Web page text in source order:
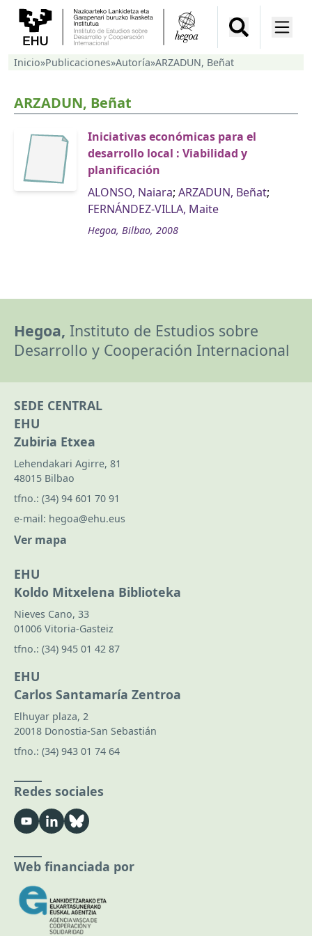
Inicio»Publicaciones»Autoría»ARZADUN, Beñat
ARZADUN, Beñat
Iniciativas económicas para el
desarrollo local : Viabilidad y
planificación
ALONSO, Naiara; ARZADUN, Beñat;
FERNÁNDEZ-VILLA, Maite
Hegoa, Bilbao, 2008
Hegoa, Instituto de Estudios sobre
Desarrollo y Cooperación Internacional
SEDE CENTRAL
EHU
Zubiria Etxea
Lehendakari Agirre, 81
48015 Bilbao
tfno.: (34) 94 601 70 91
e-mail: hegoa@ehu.eus
Ver mapa
EHU
Koldo Mitxelena Biblioteka
Nieves Cano, 33
01006 Vitoria-Gasteiz
tfno.: (34) 945 01 42 87
EHU
Carlos Santamaría Zentroa
Elhuyar plaza, 2
20018 Donostia-San Sebastián
tfno.: (34) 943 01 74 64
Redes sociales
Web financiada por